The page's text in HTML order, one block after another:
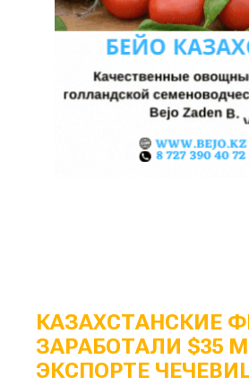
КАЗАХСТАНСКИЕ
ЗАРАБОТАЛИ $35
ЭКСПОРТЕ